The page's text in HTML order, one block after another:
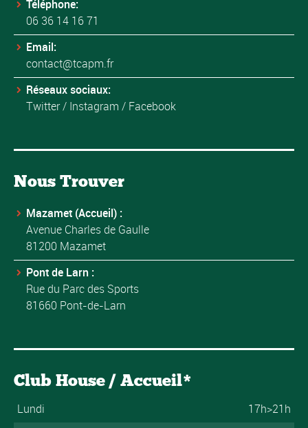
Téléphone:
06 36 14 16 71
Email:
contact@tcapm.fr
Réseaux sociaux:
Twitter/ Instagram / Facebook
Nous Trouver
Mazamet (Accueil) :
Avenue Charles de Gaulle
81200 Mazamet
Pont de Larn :
Rue du Parc des Sports
81660 Pont-de-Larn
Club House / Accueil*
Lundi
17h>21h